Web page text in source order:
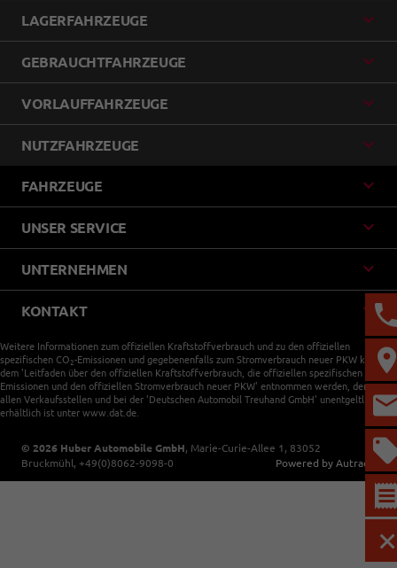
LAGERFAHRZEUGE
GEBRAUCHTFAHRZEUGE
VORLAUFFAHRZEUGE
NUTZFAHRZEUGE
FAHRZEUGE
UNSER SERVICE
UNTERNEHMEN
KONTAKT
Weitere Informationen zum offiziellen Kraftstoffverbrauch und zu den offiziellen
spezifischen CO 2-Emissionen und gegebenenfalls zum Stromverbrauch neuer PKW können
dem 'Leitfaden über den offiziellen Kraftstoffverbrauch, die offiziellen spezifischen CO
-
Emissionen und den offiziellen Stromverbrauch neuer PKW' entnommen werden, der an
allen Verkaufsstellen und bei der 'Deutschen Automobil Treuhand GmbH' unentgeltlich
erhältlich ist unter www.dat.de.
© 2026 Huber Automobile GmbH, Marie-Curie-Allee 1 , 83052
Bruckmühl, +49(0)8062-9098-0 Powered by Autrado